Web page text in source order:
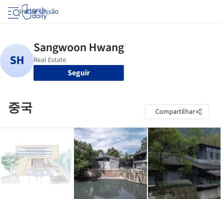
Iniciar sessão
Seguir
중국 Compartilhar